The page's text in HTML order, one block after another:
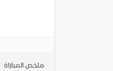
ملخص المباراة